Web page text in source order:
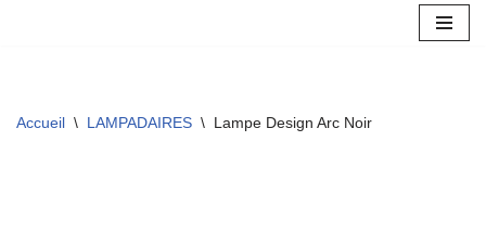
Accueil \ LAMPADAIRES \ Lampe Design Arc Noir